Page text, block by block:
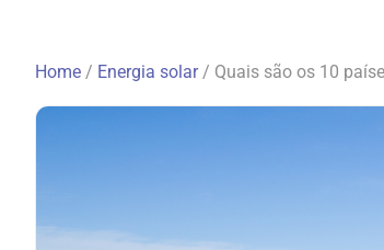
Home / Energia solar/ Quais são os 10